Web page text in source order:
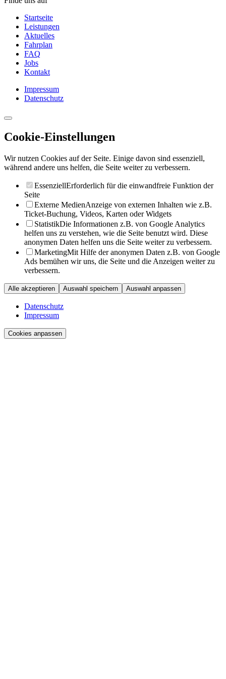
Startseite
Leistungen
Aktuelles
Fahrplan
FAQ
Jobs
Kontakt
Impressum
Datenschutz
Cookie-Einstellungen
Wir nutzen Cookies auf der Seite. Einige davon sind essenziell,
während andere uns helfen, die Seite weiter zu verbessern.
EssenziellErforderlich für die einwandfreie Funktion der
Seite
Externe MedienAnzeige von externen Inhalten wie z.B.
Ticket-Buchung, Videos, Karten oder Widgets
StatistikDie Informationen z.B. von Google Analytics
helfen uns zu verstehen, wie die Seite benutzt wird. Diese
anonymen Daten helfen uns die Seite weiter zu verbessern.
MarketingMit Hilfe der anonymen Daten z.B. von Google
Ads bemühen wir uns, die Seite und die Anzeigen weiter zu
verbessern.
Alle akzeptieren Auswahl speichern Auswahl anpassen
Datenschutz
Impressum
Cookies anpassen